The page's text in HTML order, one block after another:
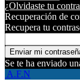
¿Olvidaste tu
Recuperación de
Recupera tu
Se te ha enviado
A.F.N